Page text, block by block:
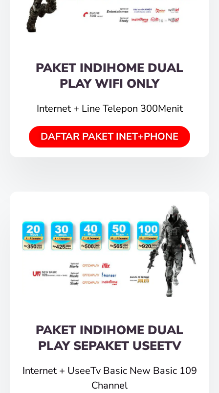
PAKET INDIHOME DUAL
PLAY WIFI ONLY
Internet + Line Telepon 300Menit
DAFTAR PAKET INET+PHONE
PAKET INDIHOME DUAL
PLAY SEPAKET USEETV
Internet + UseeTv Basic New Basic 109
Channel